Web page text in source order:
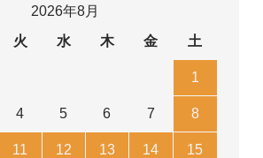
2026年8月
火 水 木 金 土
1
4 5 6 7 8
11 12 13 14 15